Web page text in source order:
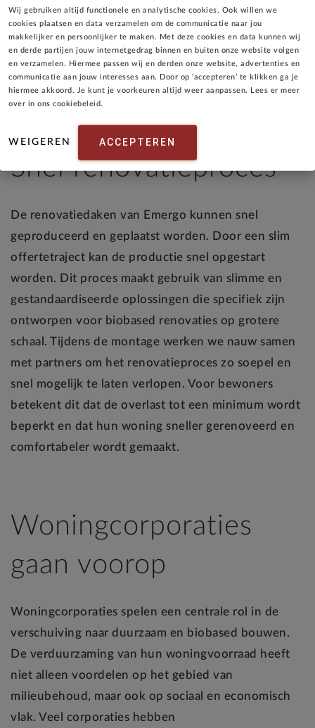
Wij gebruiken altijd functionele en analytische cookies. Ook willen we
cookies plaatsen en data verzamelen om de communicatie naar jou
makkelijker en persoonlijker te maken. Met deze cookies en data kunnen wij
en derde partijen jouw internetgedrag binnen en buiten onze website volgen
en verzamelen. Hiermee passen wij en derden onze website, advertenties en
communicatie aan jouw interesses aan. Door op ‘accepteren’ te klikken ga je
hiermee akkoord. Je kunt je voorkeuren altijd weer aanpassen. Lees er meer
over in ons cookiebeleid.
WEIGEREN ACCEPTEREN
Renovatieproject in Gemert: 44 woningen voorzien
van een biobased renovatiedak met ingeblazen stro
als isolatiemateriaal
Snel renovatieproces
De renovatiedaken van Emergo kunnen snel
geproduceerd en geplaatst worden. Door een slim
offertetraject kan de productie snel opgestart
worden. Dit proces maakt gebruik van slimme en
gestandaardiseerde oplossingen die specifiek zijn
ontworpen voor biobased renovaties op grotere
schaal. Tijdens de montage werken we nauw samen
met partners om het renovatieproces zo soepel en
snel mogelijk te laten verlopen. Voor bewoners
betekent dit dat de overlast tot een minimum wordt
beperkt en dat hun woning sneller gerenoveerd en
comfortabeler wordt gemaakt.
Woningcorporaties
gaan voorop
Woningcorporaties spelen een centrale rol in de
verschuiving naar duurzaam en biobased bouwen.
De verduurzaming van hun woningvoorraad heeft
niet alleen voordelen op het gebied van
milieubehoud, maar ook op sociaal en economisch
vlak. Veel corporaties hebben